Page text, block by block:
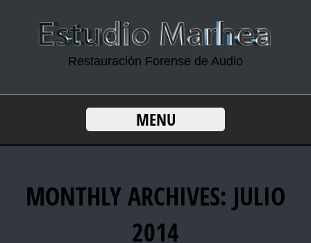
Restauración Forense de Audio
MENU
MONTHLY ARCHIVES: JULIO
2014